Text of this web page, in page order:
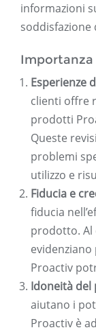
informazioni
soddisfazione
Esperienze
clienti offre
prodotti
Queste
problemi
utilizzo e
Fiducia e
fiducia
prodotto. Al
Proactiv
Idoneità
aiutano i
Proactiv è